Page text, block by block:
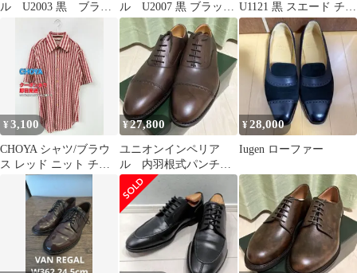
ル U2003 黒 ブラッ
ク Uチップ 8EE
ル U2007 黒 ブラック
ダブルモンク 7EEE
U1121 黒 スエード チャ
ッカブーツ UK7
¥3,100
CHOYA シャツ/ブラウ
ス レッド ニット チェ
ック柄 その他総柄 ミド
ル丈 半袖 レギュラーカ
ラー メンズ
¥27,800
ユニオンインペリア
ル 内羽根式パンチド
キャップトゥ ダーク
ブラウン 7.5EEE
¥28,000
Iugen ローファー